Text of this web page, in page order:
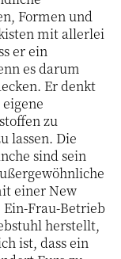
Formen und
mit allerlei
er ein
es darum
Er denkt
zu
lassen. Die
sind sein
einer New
Frau-Betrieb
herstellt,
ist, dass ein